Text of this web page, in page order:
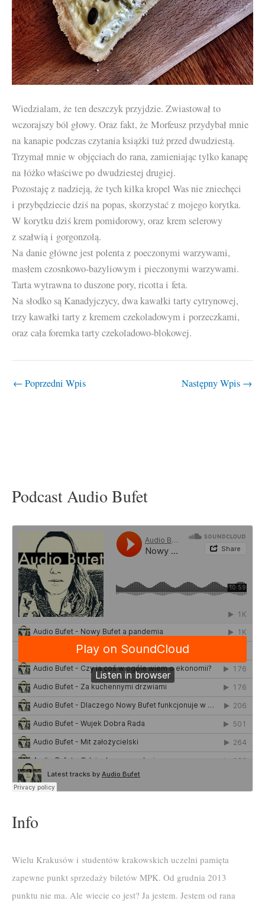
Wiedzialam, że ten deszczyk przyjdzie. Zwiastował to
wczorajszy ból głowy. Oraz fakt, że Morfeusz przydybał mnie
na kanapie podczas czytania książki tuż przed dwudziestą.
Trzymał mnie w objęciach do rana, zamieniając tylko kanapę
na łóżko właściwe po dwudziestej drugiej.
Pozostaję z nadzieją, że tych kilka kropel Was nie zniechęci
i przybędziecie dziś na popas, skorzystać z mojego korytka.
W korytku dziś krem pomidorowy, oraz krem selerowy
z szałwią i gorgonzolą.
Na danie główne jest polenta z poeczonymi warzywami,
masłem czosnkowo-bazyliowym i pieczonymi warzywami.
Tarta wytrawna to duszone pory, ricotta i feta.
Na słodko są Kanadyjczycy, dwa kawałki tarty cytrynowej,
trzy kawałki tarty z kremem czekoladowym i porzeczkami,
oraz cała foremka tarty czekoladowo-blokowej.
← Poprzedni Wpis Następny Wpis →
Podcast Audio Bufet
Info
Wielu Krakusów i studentów krakowskich uczelni pamięta
zapewne punkt sprzedaży biletów MPK. Od grudnia 2013
punktu nie ma. Ale wiecie co jest? Ja jestem. Jestem od rana